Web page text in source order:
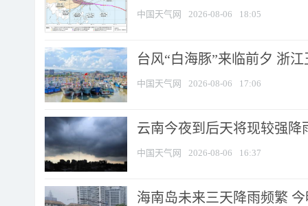
中国天气网 2026-08-06 18:05
台风“白海豚”来临前夕 浙
中国天气网 2026-08-06 17:06
云南今夜到后天将现较强降
中国天气网 2026-08-06 16:37
海南岛未来三天降雨频繁